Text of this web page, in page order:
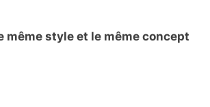
même style et le même concept